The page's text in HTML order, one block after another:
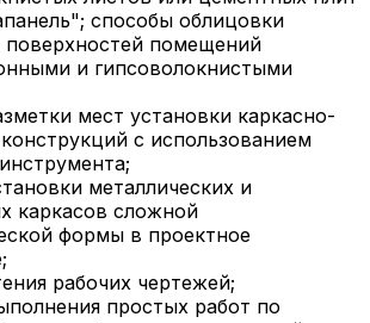
способы облицовки
поверхностей помещений
и гипсоволокнистыми
мест установки каркасно-
с использованием
металлических и
каркасов сложной
формы в проектное
рабочих чертежей;
простых работ по